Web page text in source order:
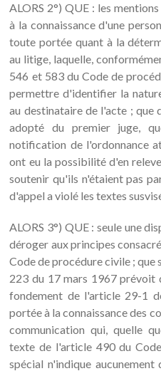
ALORS 2°) QUE : les
à la connaissance d'une
toute portée quant à la
au litige, laquelle,
546 et 583 du Code de
permettre d'identifier la
au destinataire de l'acte ; que
adopté du premier juge,
notification de l'ordonnance
ont eu la possibilité d'en
soutenir qu'ils n'étaient pas
d'appel a violé les textes
ALORS 3°) QUE : seule une
déroger aux principes
Code de procédure civile ;
223 du 17 mars 1967 prévoit
fondement de l'article 29-1
portée à la connaissance des
communication qui, quelle
texte de l'article 490 du
spécial n'indique